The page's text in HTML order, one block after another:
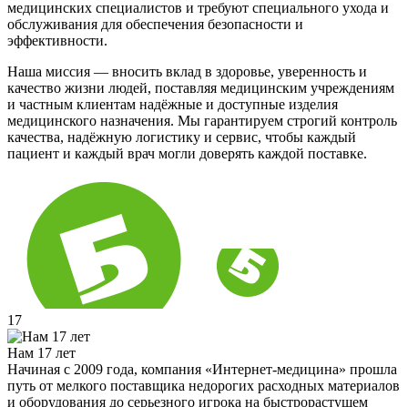
медицинских специалистов и требуют специального ухода и
обслуживания для обеспечения безопасности и
эффективности.
Наша миссия — вносить вклад в здоровье, уверенность и
качество жизни людей, поставляя медицинским учреждениям
и частным клиентам надёжные и доступные изделия
медицинского назначения. Мы гарантируем строгий контроль
качества, надёжную логистику и сервис, чтобы каждый
пациент и каждый врач могли доверять каждой поставке.
17
Нам 17 лет
Начиная с 2009 года, компания «Интернет-медицина» прошла
путь от мелкого поставщика недорогих расходных материалов
и оборудования до серьезного игрока на быстрорастущем